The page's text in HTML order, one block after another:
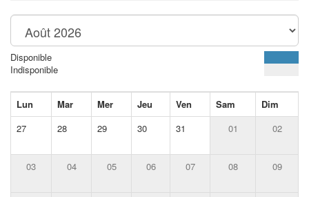
Disponible
Indisponible
Lun Mar Mer Jeu Ven Sam
Dim
27
28 29 30 31 01 02
03 04 05 06 07 08 09